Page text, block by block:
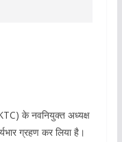
के नवनियुक्त अध्यक्ष
ग्रहण कर लिया है।